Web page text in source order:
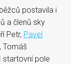
postavila i
a členů sky
Petr, Pavel
Tomáš
startovní pole